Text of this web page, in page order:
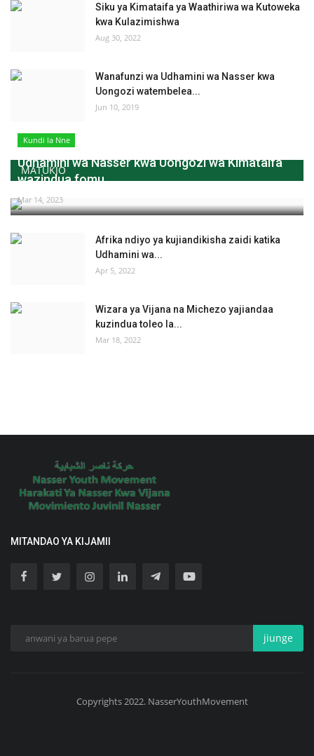
Siku ya Kimataifa ya Waathiriwa wa Kutoweka
kwa Kulazimishwa
Aug 30, 2022
Wanafunzi wa Udhamini wa Nasser kwa
Uongozi watembelea...
Jun 10, 2019
MATUKIO
Kundi la Nne
Udhamini wa Nasser kwa Uongozi wa Kimataifa
wazindua fomu...
Mar 14, 2023
Afrika ndiyo ya kujiandikisha zaidi katika
Udhamini wa...
Apr 5, 2022
Wizara ya Vijana na Michezo yajiandaa
kuzindua toleo la...
Mar 18, 2022
MITANDAO YA KIJAMII
jiunge
Copyrights 2022. NasserYouthMovement